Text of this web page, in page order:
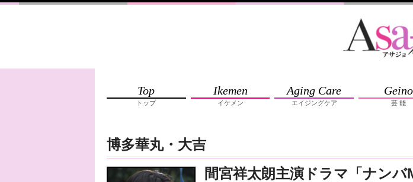
Top
トップ
Ikemen
イケメン
Aging Care
エイジングケア
Geino
芸 能
博多華丸・大吉
間宮祥太朗主演ドラマ「ナンバ